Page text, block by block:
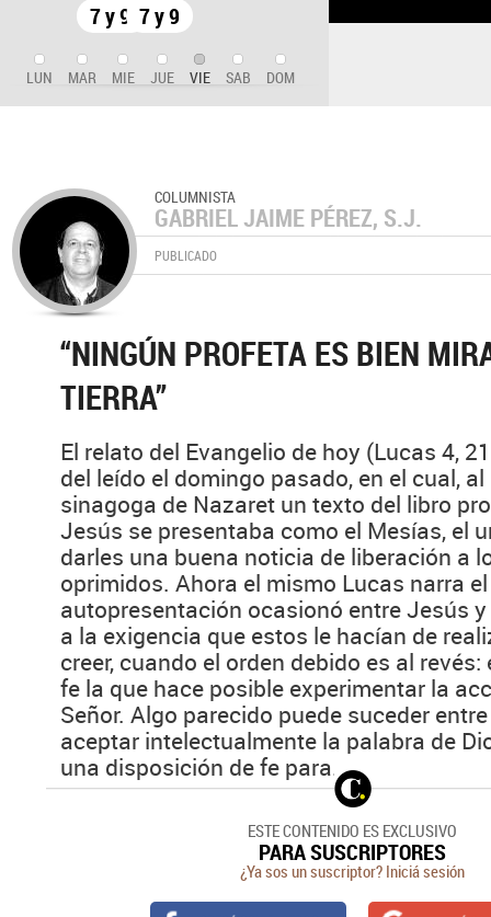
7 y 9 7 y 9
LUN MAR MIE JUE VIE SAB DOM
COLUMNISTA
GABRIEL JAIME PÉREZ, S.J.
PUBLICADO
“NINGÚN PROFETA ES BIEN
TIERRA”
El relato del Evangelio de hoy (Lucas 4,
del leído el domingo pasado, en el cual,
sinagoga de Nazaret un texto del libro
Jesús se presentaba como el Mesías, el
darles una buena noticia de liberación a
oprimidos. Ahora el mismo Lucas narra
autopresentación ocasionó entre Jesús
a la exigencia que estos le hacían de
creer, cuando el orden debido es al
fe la que hace posible experimentar la
Señor. Algo parecido puede suceder
aceptar intelectualmente la palabra de
una disposición de fe para...
ESTE CONTENIDO ES EXCLUSIVO
PARA SUSCRIPTORES
¿Ya sos un suscriptor? Iniciá sesión